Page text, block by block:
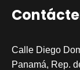
Calle Diego
Panamá, Rep.